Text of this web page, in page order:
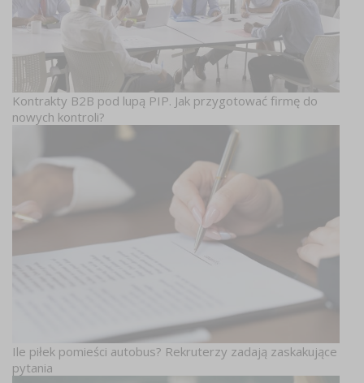
Kontrakty B2B pod lupą PIP. Jak przygotować firmę do
nowych kontroli?
Ile piłek pomieści autobus? Rekruterzy zadają zaskakujące
pytania